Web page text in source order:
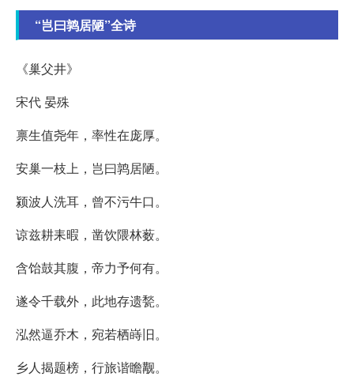
“岂曰鹑居陋”全诗
《巢父井》
宋代 晏殊
禀生值尧年，率性在庞厚。
安巢一枝上，岂曰鹑居陋。
颍波人洗耳，曾不污牛口。
谅兹耕耒暇，凿饮隈林薮。
含饴鼓其腹，帝力予何有。
遂令千载外，此地存遗甃。
泓然逼乔木，宛若栖嵵旧。
乡人揭题榜，行旅谐瞻觏。